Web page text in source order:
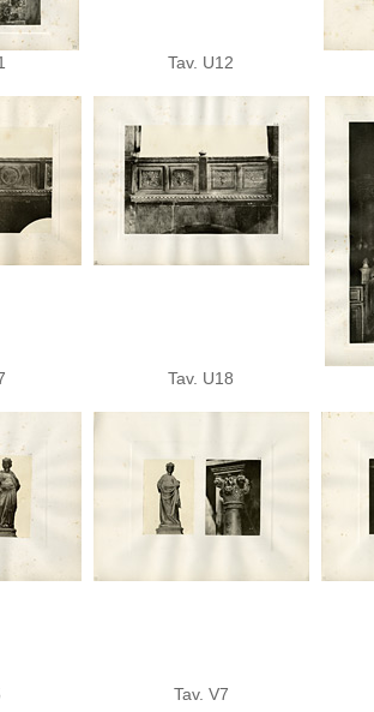
Tav. U12
Tav. U18
Tav. V7